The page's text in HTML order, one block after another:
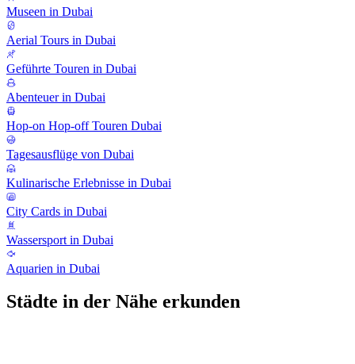
Museen in Dubai
Aerial Tours in Dubai
Geführte Touren in Dubai
Abenteuer in Dubai
Hop-on Hop-off Touren Dubai
Tagesausflüge von Dubai
Kulinarische Erlebnisse in Dubai
City Cards in Dubai
Wassersport in Dubai
Aquarien in Dubai
Städte in der Nähe erkunden